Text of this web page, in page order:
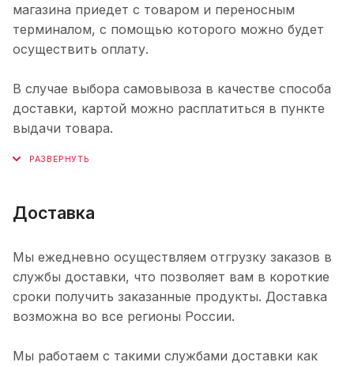
магазина приедет с товаром и переносным
терминалом, с помощью которого можно будет
осуществить оплату.
В случае выбора самовывоза в качестве способа
доставки, картой можно расплатиться в пункте
выдачи товара.
Доставка
Мы ежедневно осуществляем отгрузку заказов в
службы доставки, что позволяет вам в короткие
сроки получить заказанные продукты. Доставка
возможна во все регионы России.
Мы работаем с такими службами доставки как